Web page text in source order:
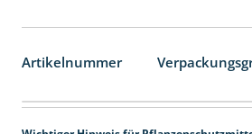
Artikelnummer